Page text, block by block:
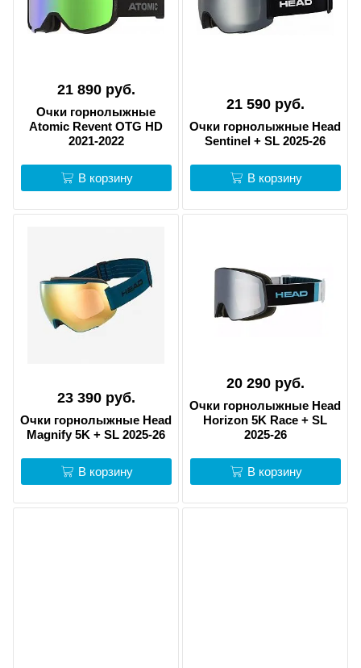
21 890 руб.
Очки горнолыжные
Atomic Revent OTG HD
2021-2022
В корзину
21 590 руб.
Очки горнолыжные Head
Sentinel + SL 2025-26
В корзину
23 390 руб.
Очки горнолыжные Head
Magnify 5K + SL 2025-26
В корзину
20 290 руб.
Очки горнолыжные Head
Horizon 5K Race + SL
2025-26
В корзину